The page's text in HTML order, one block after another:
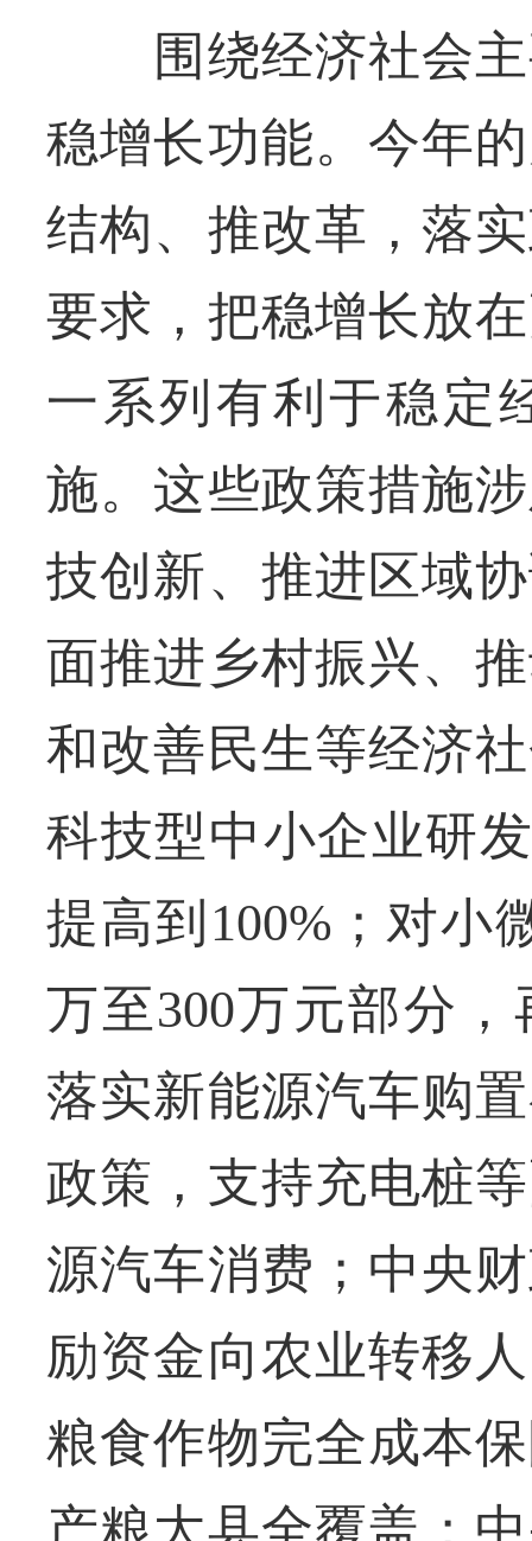
围绕经济社会主
稳增长功能。今年
结构、推改革，落
要求，把稳增长放
一系列有利于稳定
施。这些政策措施
技创新、推进区域
面推进乡村振兴、
和改善民生等经济
科技型中小企业研
提高到100%；对小
万至300万元部分
落实新能源汽车购
政策，支持充电桩
源汽车消费；中央
励资金向农业转移
粮食作物完全成本
产粮大县全覆盖；